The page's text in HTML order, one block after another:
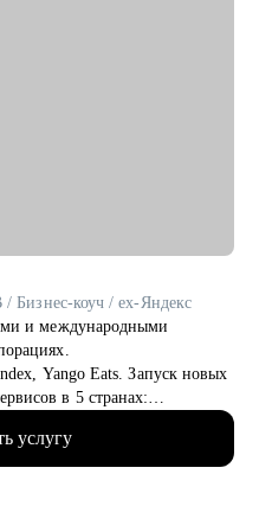
Бизнес-коуч / ex-Яндекс
и международными
Yango Eats. Запуск новых
в 5 странах:
Кот-д’Ивуар, Замбия.
продуктовой магистратуры
услугу